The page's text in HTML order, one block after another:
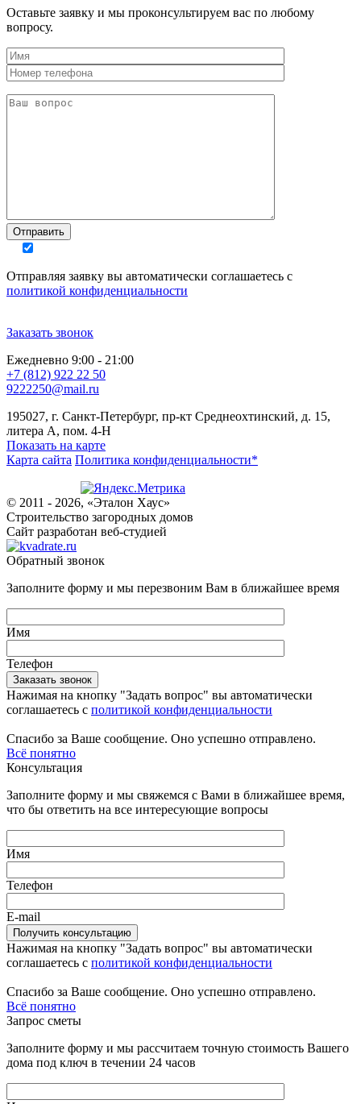
Оставьте заявку и мы проконсультируем вас по любому
вопросу.
Отправляя заявку вы автоматически соглашаетесь с
политикой конфиденциальности
Заказать звонок
Ежедневно 9:00 - 21:00
+7 (812) 922 22 50
9222250@mail.ru
195027, г. Санкт-Петербург, пр-кт Среднеохтинский, д. 15,
литера А, пом. 4-Н
Показать на карте
Карта сайта Политика конфиденциальности*
© 2011 - 2026, «Эталон Хаус»
Строительство загородных домов
Сайт разработан веб-студией
Обратный звонок
Заполните форму и мы перезвоним Вам в ближайшее время
Имя
Телефон
Нажимая на кнопку "Задать вопрос" вы автоматически
соглашаетесь с политикой конфиденциальности
Спасибо за Ваше сообщение. Оно успешно отправлено.
Всё понятно
Консультация
Заполните форму и мы свяжемся с Вами в ближайшее время,
что бы ответить на все интересующие вопросы
Имя
Телефон
E-mail
Нажимая на кнопку "Задать вопрос" вы автоматически
соглашаетесь с политикой конфиденциальности
Спасибо за Ваше сообщение. Оно успешно отправлено.
Всё понятно
Запрос сметы
Заполните форму и мы рассчитаем точную стоимость Вашего
дома под ключ в течении 24 часов